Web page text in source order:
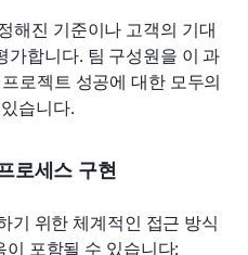
해진 기준이나 고객의 기대
가합니다. 팀 구성원을 이 과
로젝트 성공에 대한 모두의
습니다.
로세스 구현
기 위한 체계적인 접근 방식
포함될 수 있습니다: